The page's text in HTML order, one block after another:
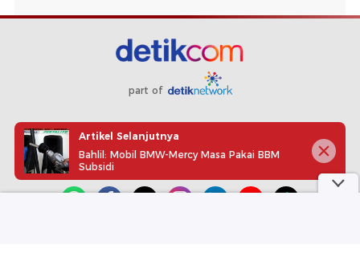
part of
Redaksi Pedoman Media Siber Karir
Kotak Pos
Info Iklan
Privacy Policy Disclaimer
Artikel Selanjutnya
Bahlil: Mobil BMW-Mercy Masa Pakai BBM
Subsidi